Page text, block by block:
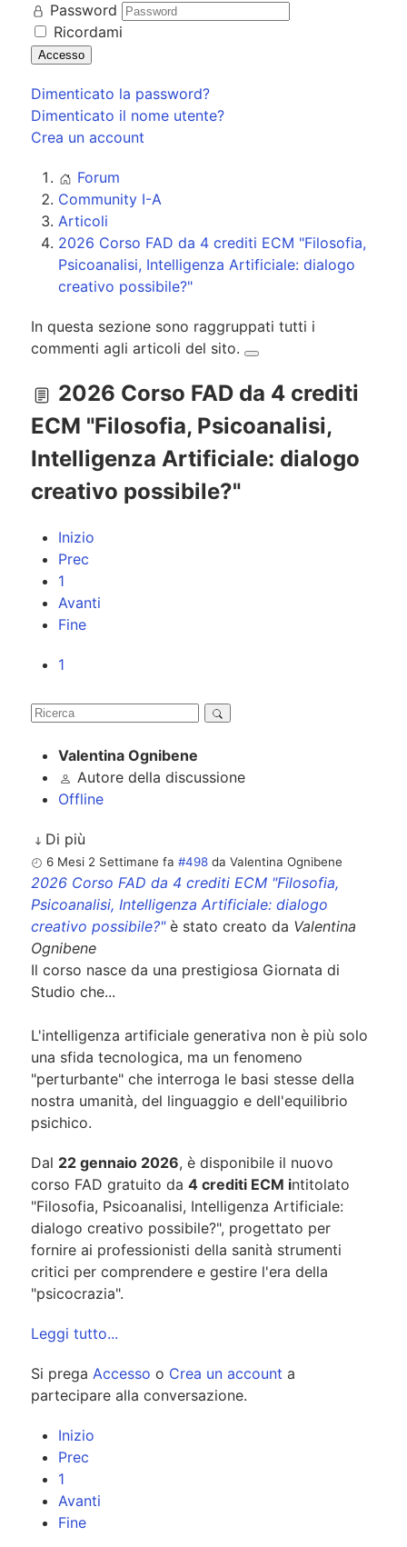
Password
Ricordami
Accesso
Dimenticato la password?
Dimenticato il nome utente?
Crea un account
Forum
Community I-A
Articoli
2026 Corso FAD da 4 crediti ECM "Filosofia,
Psicoanalisi, Intelligenza Artificiale: dialogo
creativo possibile?"
In questa sezione sono raggruppati tutti i
commenti agli articoli del sito.
2026 Corso FAD da 4 crediti
ECM "Filosofia, Psicoanalisi,
Intelligenza Artificiale: dialogo
creativo possibile?"
Inizio
Prec
1
Avanti
Fine
1
Valentina Ognibene
Autore della discussione
Offline
Di più
6 Mesi 2 Settimane fa #498 daValentina Ognibene
2026 Corso FAD da 4 crediti ECM "Filosofia,
Psicoanalisi, Intelligenza Artificiale: dialogo
creativo possibile?"è stato creato da Valentina
Ognibene
Il corso nasce da una prestigiosa Giornata di
Studio che...
L'intelligenza artificiale generativa non è più solo
una sfida tecnologica, ma un fenomeno
"perturbante" che interroga le basi stesse della
nostra umanità, del linguaggio e dell'equilibrio
psichico.
Dal 22 gennaio 2026, è disponibile il nuovo
corso FAD gratuito da 4 crediti ECM intitolato
"Filosofia, Psicoanalisi, Intelligenza Artificiale:
dialogo creativo possibile?", progettato per
fornire ai professionisti della sanità strumenti
critici per comprendere e gestire l'era della
"psicocrazia".
Leggi tutto...
Si prega Accesso o Crea un account a
partecipare alla conversazione.
Inizio
Prec
1
Avanti
Fine